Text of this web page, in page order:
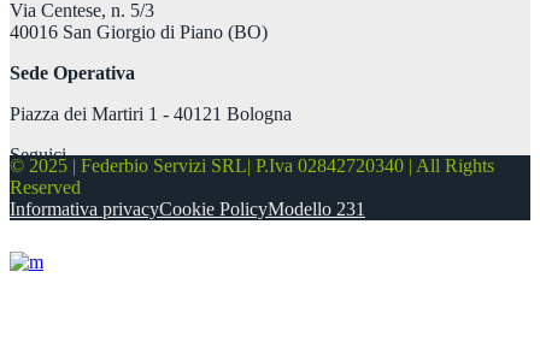
Via Centese, n. 5/3
40016 San Giorgio di Piano (BO)
Sede Operativa
Piazza dei Martiri 1 - 40121 Bologna
Seguici
© 2025 | Federbio Servizi SRL| P.Iva 02842720340 | All Rights
Reserved
Informativa privacyCookie PolicyModello 231